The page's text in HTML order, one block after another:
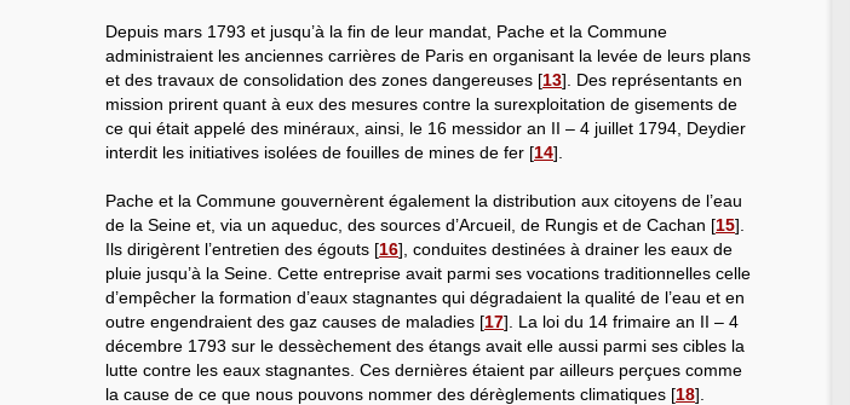
Depuis mars 1793 et jusqu’à la fin de leur mandat, Pache et la Commune
administraient les anciennes carrières de Paris en organisant la levée de leurs plans
et des travaux de consolidation des zones dangereuses [13] . Des représentants en
mission prirent quant à eux des mesures contre la surexploitation de gisements de
ce qui était appelé des minéraux, ainsi, le 16 messidor an II – 4 juillet 1794, Deydier
interdit les initiatives isolées de fouilles de mines de fer [14]
Pache et la Commune gouvernèrent également la distribution aux citoyens de l’eau
de la Seine et, via un aqueduc, des sources d’Arcueil, de Rungis et de Cachan [15]
Ils dirigèrent l’entretien des égouts [16] , conduites destinées à drainer les eaux de
pluie jusqu’à la Seine. Cette entreprise avait parmi ses vocations traditionnelles celle
d’empêcher la formation d’eaux stagnantes qui dégradaient la qualité de l’eau et en
outre engendraient des gaz causes de maladies [17] . La loi du 14 frimaire an II – 4
décembre 1793 sur le dessèchement des étangs avait elle aussi parmi ses cibles la
lutte contre les eaux stagnantes. Ces dernières étaient par ailleurs perçues comme
la cause de ce que nous pouvons nommer des dérèglements climatiques [18]